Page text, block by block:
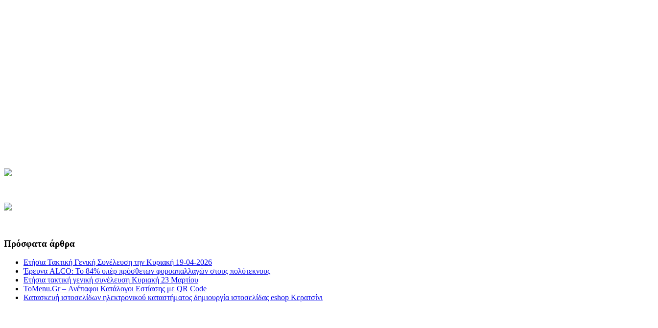
Πρόσφατα άρθρα
Ετήσια Τακτική Γενική Συνέλευση την Κυριακή 19-04-2026
Έρευνα ALCO: Το 84% υπέρ πρόσθετων φοροαπαλλαγών στους πολύτεκνους
Ετήσια τακτική γενική συνέλευση Κυριακή 23 Μαρτίου
ToMenu.Gr – Ανέπαφοι Κατάλογοι Εστίασης με QR Code
Κατασκευή ιστοσελίδων ηλεκτρονικού καταστήματος δημιουργία ιστοσελίδας eshop Κερατσίνι